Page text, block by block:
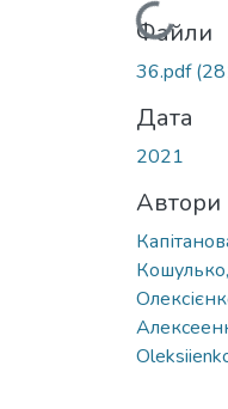
Вантажиться...
Файли
36.pdf
Дата
2021
Автори